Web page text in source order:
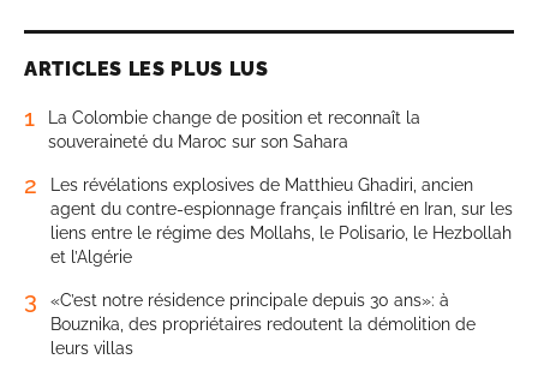
ARTICLES LES PLUS LUS
1
La Colombie change de position et reconnaît la
souveraineté du Maroc sur son Sahara
2
Les révélations explosives de Matthieu Ghadiri, ancien
agent du contre-espionnage français infiltré en Iran, sur les
liens entre le régime des Mollahs, le Polisario, le Hezbollah
et l’Algérie
3
«C’est notre résidence principale depuis 30 ans»: à
Bouznika, des propriétaires redoutent la démolition de
leurs villas